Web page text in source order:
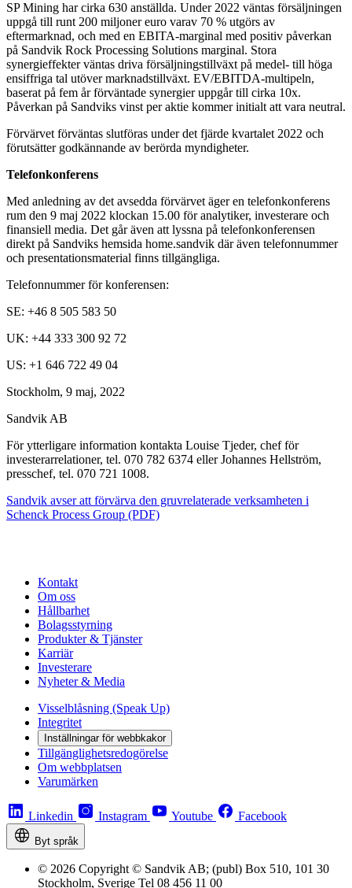
SP Mining har cirka 630 anställda. Under 2022 väntas försäljningen
uppgå till runt 200 miljoner euro varav 70 % utgörs av
eftermarknad, och med en EBITA-marginal med positiv påverkan
på Sandvik Rock Processing Solutions marginal. Stora
synergieffekter väntas driva försäljningstillväxt på medel- till höga
ensiffriga tal utöver marknadstillväxt. EV/EBITDA-multipeln,
baserat på fem år förväntade synergier uppgår till cirka 10x.
Påverkan på Sandviks vinst per aktie kommer initialt att vara neutral.
Förvärvet förväntas slutföras under det fjärde kvartalet 2022 och
förutsätter godkännande av berörda myndigheter.
Telefonkonferens
Med anledning av det avsedda förvärvet äger en telefonkonferens
rum den 9 maj 2022 klockan 15.00 för analytiker, investerare och
finansiell media. Det går även att lyssna på telefonkonferensen
direkt på Sandviks hemsida home.sandvik där även telefonnummer
och presentationsmaterial finns tillgängliga.
Telefonnummer för konferensen:
SE: +46 8 505 583 50
UK: +44 333 300 92 72
US: +1 646 722 49 04
Stockholm, 9 maj, 2022
Sandvik AB
För ytterligare information kontakta Louise Tjeder, chef för
investerarrelationer, tel. 070 782 6374 eller Johannes Hellström,
presschef, tel. 070 721 1008.
Sandvik avser att förvärva den gruvrelaterade verksamheten i
Schenck Process Group (PDF)
Kontakt
Om oss
Hållbarhet
Bolagsstyrning
Produkter & Tjänster
Karriär
Investerare
Nyheter & Media
Visselblåsning (Speak Up)
Integritet
Inställningar för webbkakor
Tillgänglighetsredogörelse
Om webbplatsen
Varumärken
Linkedin Instagram Youtube Facebook
Byt språk
© 2026 Copyright © Sandvik AB; (publ) Box 510, 101 30
Stockholm, Sverige Tel 08 456 11 00